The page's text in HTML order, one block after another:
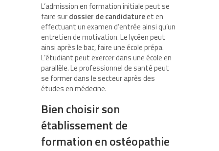
L’admission en formation initiale peut se
faire surdossier de candidatureet en
effectuant un examen d’entrée ainsi qu’un
entretien de motivation. Le lycéen peut
ainsi après le bac, faire une école prépa.
L’étudiant peut exercer dans une école en
parallèle. Le professionnel de santé peut
se former dans le secteur après des
études en médecine.
Bien choisir son
établissement de
formation en ostéopathie